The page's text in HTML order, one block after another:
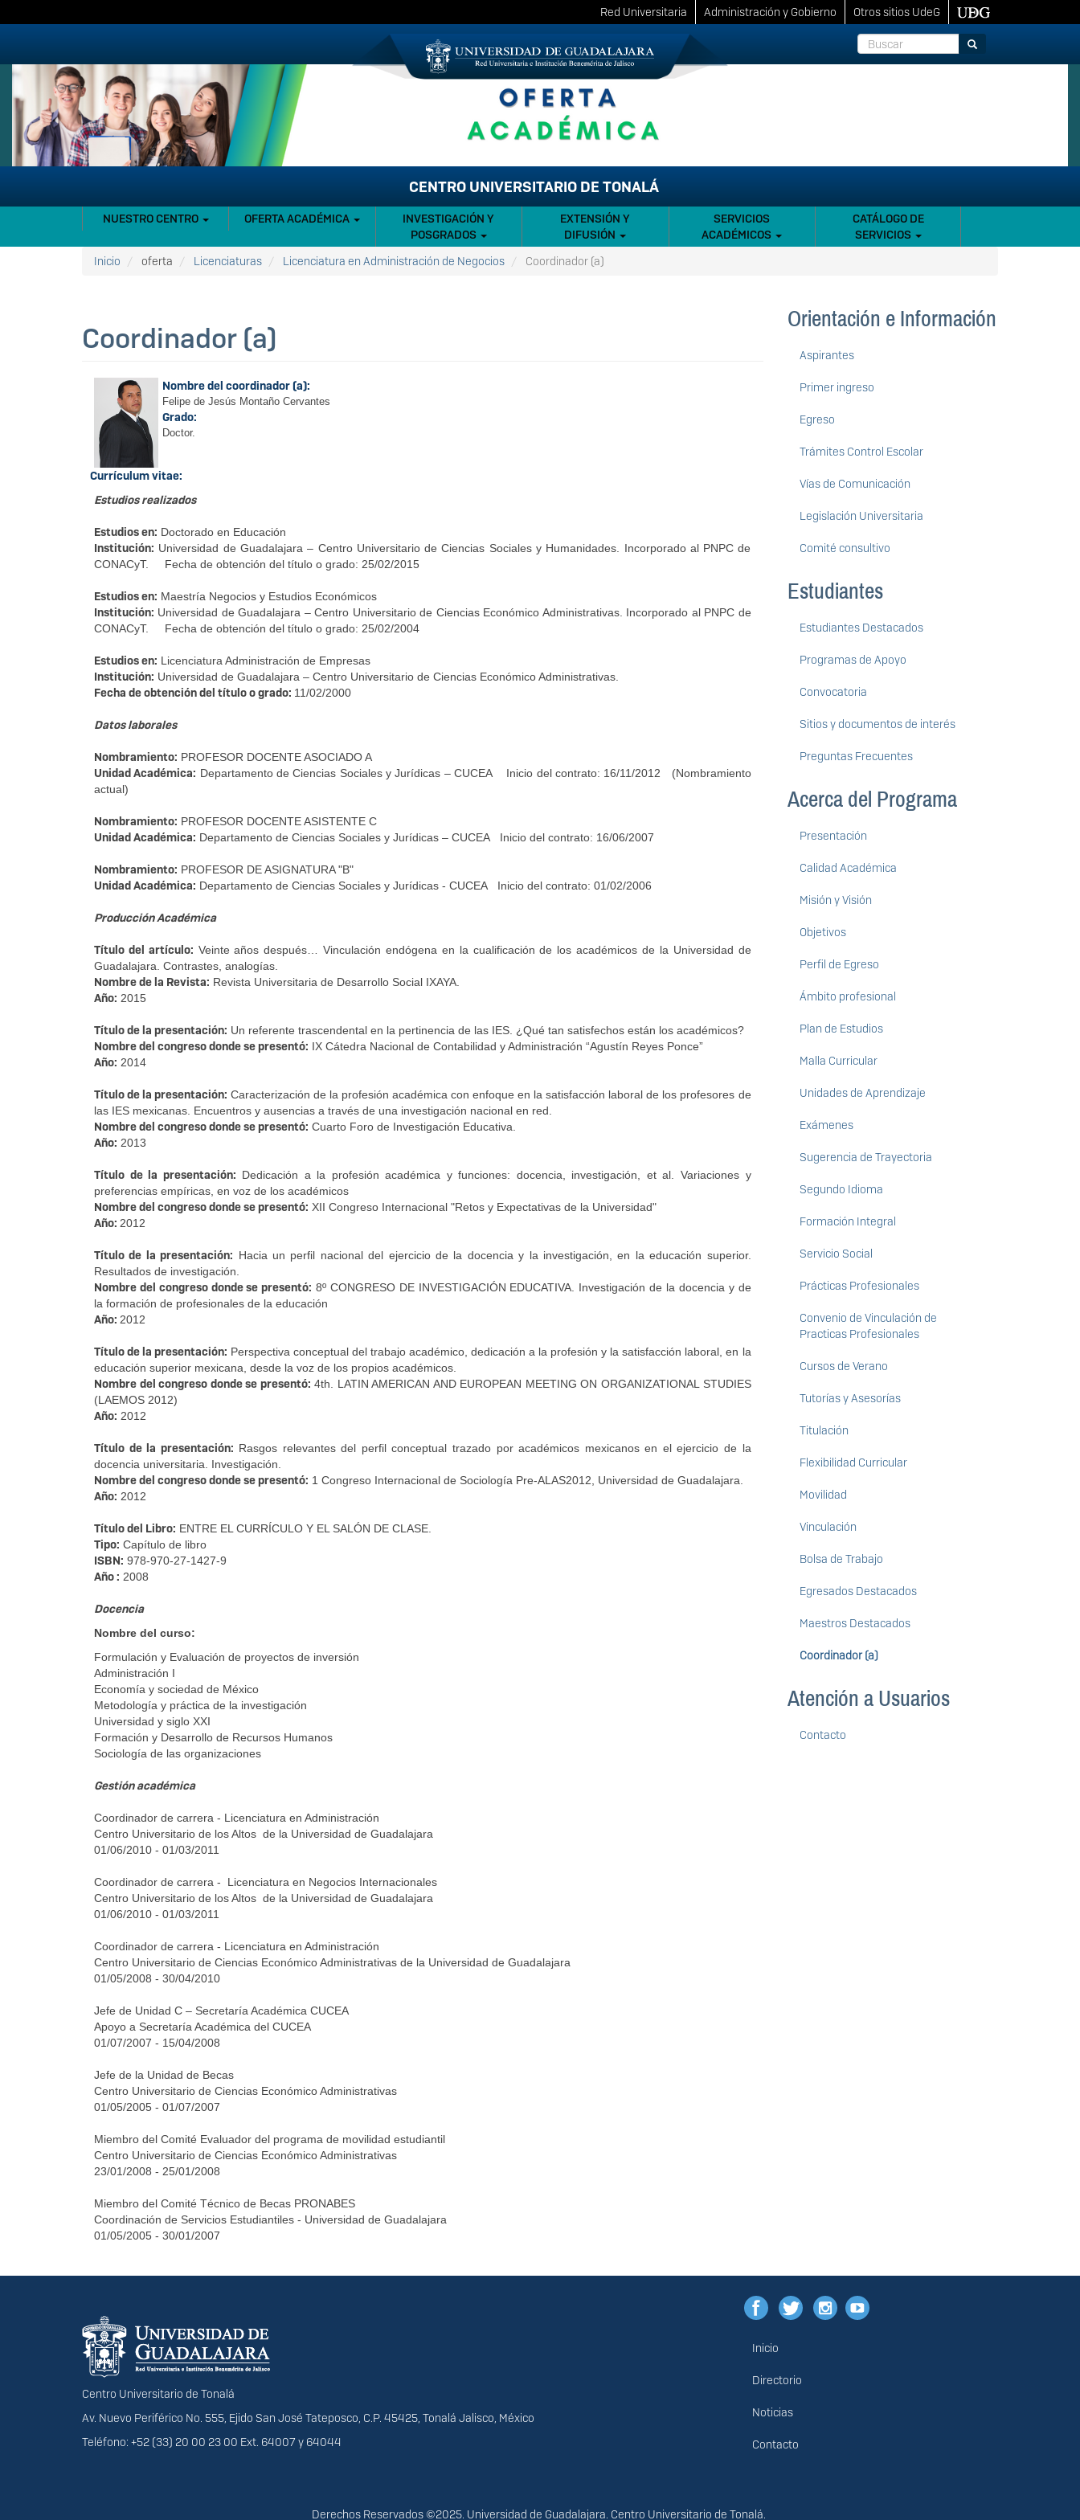
al
Red Universitaria Administración y Gobierno
Otros sitios UdeG
Buscar
Buscar
CENTRO UNIVERSITARIO DE TONALÁ
NAVEGACIÓN
PRINCIPAL
NUESTRO CENTRO OFERTA ACADÉMICA
INVESTIGACIÓN Y
POSGRADOS
EXTENSIÓN Y
DIFUSIÓN
SERVICIOS
ACADÉMICOS
CATÁLOGO DE
SERVICIOS
Inicio
oferta Licenciaturas Licenciatura en Administración de Negocios Coordinador (a)
Coordinador (a)
Nombre del coordinador (a):
Felipe de Jesús Montaño Cervantes
Grado:
Doctor.
Currículum vitae:
Estudios realizados
Estudios en: Doctorado en Educación
Institución: Universidad de Guadalajara – Centro Universitario de Ciencias Sociales y Humanidades. Incorporado al PNPC de
CONACyT. Fecha de obtención del título o grado: 25/02/2015
Estudios en: Maestría Negocios y Estudios Económicos
Institución: Universidad de Guadalajara – Centro Universitario de Ciencias Económico Administrativas. Incorporado al PNPC de
CONACyT. Fecha de obtención del título o grado: 25/02/2004
Estudios en: Licenciatura Administración de Empresas
Institución: Universidad de Guadalajara – Centro Universitario de Ciencias Económico Administrativas.
Fecha de obtención del título o grado: 11/02/2000
Datos laborales
Nombramiento: PROFESOR DOCENTE ASOCIADO A
Unidad Académica: Departamento de Ciencias Sociales y Jurídicas – CUCEA Inicio del contrato: 16/11/2012 (Nombramiento
actual)
Nombramiento: PROFESOR DOCENTE ASISTENTE C
Unidad Académica: Departamento de Ciencias Sociales y Jurídicas – CUCEA Inicio del contrato: 16/06/2007
Nombramiento: PROFESOR DE ASIGNATURA "B"
Unidad Académica: Departamento de Ciencias Sociales y Jurídicas - CUCEA Inicio del contrato: 01/02/2006
Producción Académica
Título del artículo: Veinte años después… Vinculación endógena en la cualificación de los académicos de la Universidad de
Guadalajara. Contrastes, analogías.
Nombre de la Revista: Revista Universitaria de Desarrollo Social IXAYA.
Año: 2015
Título de la presentación: Un referente trascendental en la pertinencia de las IES. ¿Qué tan satisfechos están los académicos?
Nombre del congreso donde se presentó: IX Cátedra Nacional de Contabilidad y Administración “Agustín Reyes Ponce”
Año: 2014
Título de la presentación: Caracterización de la profesión académica con enfoque en la satisfacción laboral de los profesores de
las IES mexicanas. Encuentros y ausencias a través de una investigación nacional en red.
Nombre del congreso donde se presentó: Cuarto Foro de Investigación Educativa.
Año: 2013
Título de la presentación: Dedicación a la profesión académica y funciones: docencia, investigación, et al. Variaciones y
preferencias empíricas, en voz de los académicos
Nombre del congreso donde se presentó: XII Congreso Internacional "Retos y Expectativas de la Universidad"
Año: 2012
Título de la presentación: Hacia un perfil nacional del ejercicio de la docencia y la investigación, en la educación superior.
Resultados de investigación.
Nombre del congreso donde se presentó: 8º CONGRESO DE INVESTIGACIÓN EDUCATIVA. Investigación de la docencia y de
la formación de profesionales de la educación
Año: 2012
Título de la presentación: Perspectiva conceptual del trabajo académico, dedicación a la profesión y la satisfacción laboral, en la
educación superior mexicana, desde la voz de los propios académicos.
Nombre del congreso donde se presentó: 4th. LATIN AMERICAN AND EUROPEAN MEETING ON ORGANIZATIONAL STUDIES
(LAEMOS 2012)
Año: 2012
Título de la presentación: Rasgos relevantes del perfil conceptual trazado por académicos mexicanos en el ejercicio de la
docencia universitaria. Investigación.
Nombre del congreso donde se presentó: 1 Congreso Internacional de Sociología Pre-ALAS2012, Universidad de Guadalajara.
Año: 2012
Título del Libro: ENTRE EL CURRÍCULO Y EL SALÓN DE CLASE.
Tipo: Capítulo de libro
ISBN: 978-970-27-1427-9
Año : 2008
Docencia
Nombre del curso:
Formulación y Evaluación de proyectos de inversión
Administración I
Economía y sociedad de México
Metodología y práctica de la investigación
Universidad y siglo XXI
Formación y Desarrollo de Recursos Humanos
Sociología de las organizaciones
Gestión académica
Coordinador de carrera - Licenciatura en Administración
Centro Universitario de los Altos de la Universidad de Guadalajara
01/06/2010 - 01/03/2011
Coordinador de carrera - Licenciatura en Negocios Internacionales
Centro Universitario de los Altos de la Universidad de Guadalajara
01/06/2010 - 01/03/2011
Coordinador de carrera - Licenciatura en Administración
Centro Universitario de Ciencias Económico Administrativas de la Universidad de Guadalajara
01/05/2008 - 30/04/2010
Jefe de Unidad C – Secretaría Académica CUCEA
Apoyo a Secretaría Académica del CUCEA
01/07/2007 - 15/04/2008
Jefe de la Unidad de Becas
Centro Universitario de Ciencias Económico Administrativas
01/05/2005 - 01/07/2007
Miembro del Comité Evaluador del programa de movilidad estudiantil
Centro Universitario de Ciencias Económico Administrativas
23/01/2008 - 25/01/2008
Miembro del Comité Técnico de Becas PRONABES
Coordinación de Servicios Estudiantiles - Universidad de Guadalajara
01/05/2005 - 30/01/2007
Orientación e Información
Aspirantes
Primer ingreso
Egreso
Trámites Control Escolar
Vías de Comunicación
Legislación Universitaria
Comité consultivo
Estudiantes
Estudiantes Destacados
Programas de Apoyo
Convocatoria
Sitios y documentos de interés
Preguntas Frecuentes
Acerca del Programa
Presentación
Calidad Académica
Misión y Visión
Objetivos
Perfil de Egreso
Ámbito profesional
Plan de Estudios
Malla Curricular
Unidades de Aprendizaje
Exámenes
Sugerencia de Trayectoria
Segundo Idioma
Formación Integral
Servicio Social
Prácticas Profesionales
Convenio de Vinculación de
Practicas Profesionales
Cursos de Verano
Tutorías y Asesorías
Titulación
Flexibilidad Curricular
Movilidad
Vinculación
Bolsa de Trabajo
Egresados Destacados
Maestros Destacados
Coordinador (a)
Atención a Usuarios
Contacto
Información del portal
Centro Universitario de Tonalá
Av. Nuevo Periférico No. 555, Ejido San José Tateposco, C.P. 45425, Tonalá Jalisco, México
Teléfono: +52 (33) 20 00 23 00 Ext. 64007 y 64044
Menú
principal
Inicio
Directorio
Noticias
Contacto
Derechos Reservados ©2025. Universidad de Guadalajara. Centro Universitario de Tonalá.